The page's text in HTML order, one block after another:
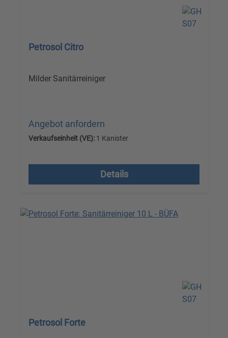
Petrosol Citro
Milder Sanitärreiniger
Angebot anfordern
Verkaufseinheit (VE): 1 Kanister
Details
Petrosol Forte